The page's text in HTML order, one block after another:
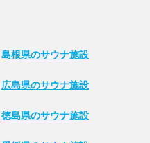
島根県のサウナ施設
広島県のサウナ施設
徳島県のサウナ施設